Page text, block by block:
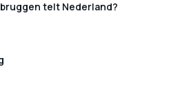
telt Nederland?